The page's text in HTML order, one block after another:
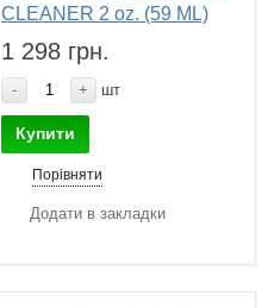
CLEANER 2 oz. (59 ML)
1 298 грн.
- + шт
Купити
Порівняти
Додати в закладки